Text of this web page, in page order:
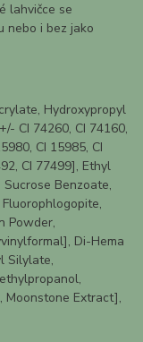
lahvičce se
nebo i bez jako
Hydroxypropyl
CI 74260, CI 74160,
CI 15985, CI
CI 77499], Ethyl
Benzoate,
Powder,
Di-Hema
Silylate,
Moonstone Extract],